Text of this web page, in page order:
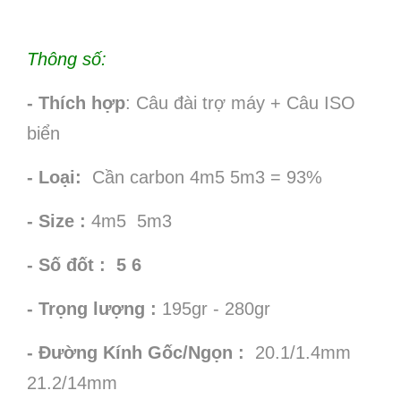
Thông số:
- Thích hợp: Câu đài trợ máy + Câu ISO
biển
- Loại: Cần carbon 4m5 5m3 = 93%
- Size : 4m5 5m3
- Số đốt : 5 6
- Trọng lượng : 195gr - 280gr
- Đường Kính Gốc/Ngọn :
20.1/1.4mm
21.2/14mm